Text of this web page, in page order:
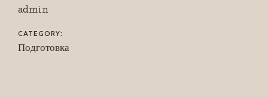
admin
CATEGORY:
Подготовка